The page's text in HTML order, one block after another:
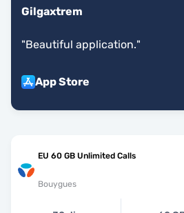
Gilgaxtrem
"Beautiful application."
App Store
EU 60 GB Unlimited Calls
Bouygues